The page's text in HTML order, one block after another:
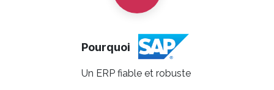
Pourquoi
Un ERP fiable et robuste